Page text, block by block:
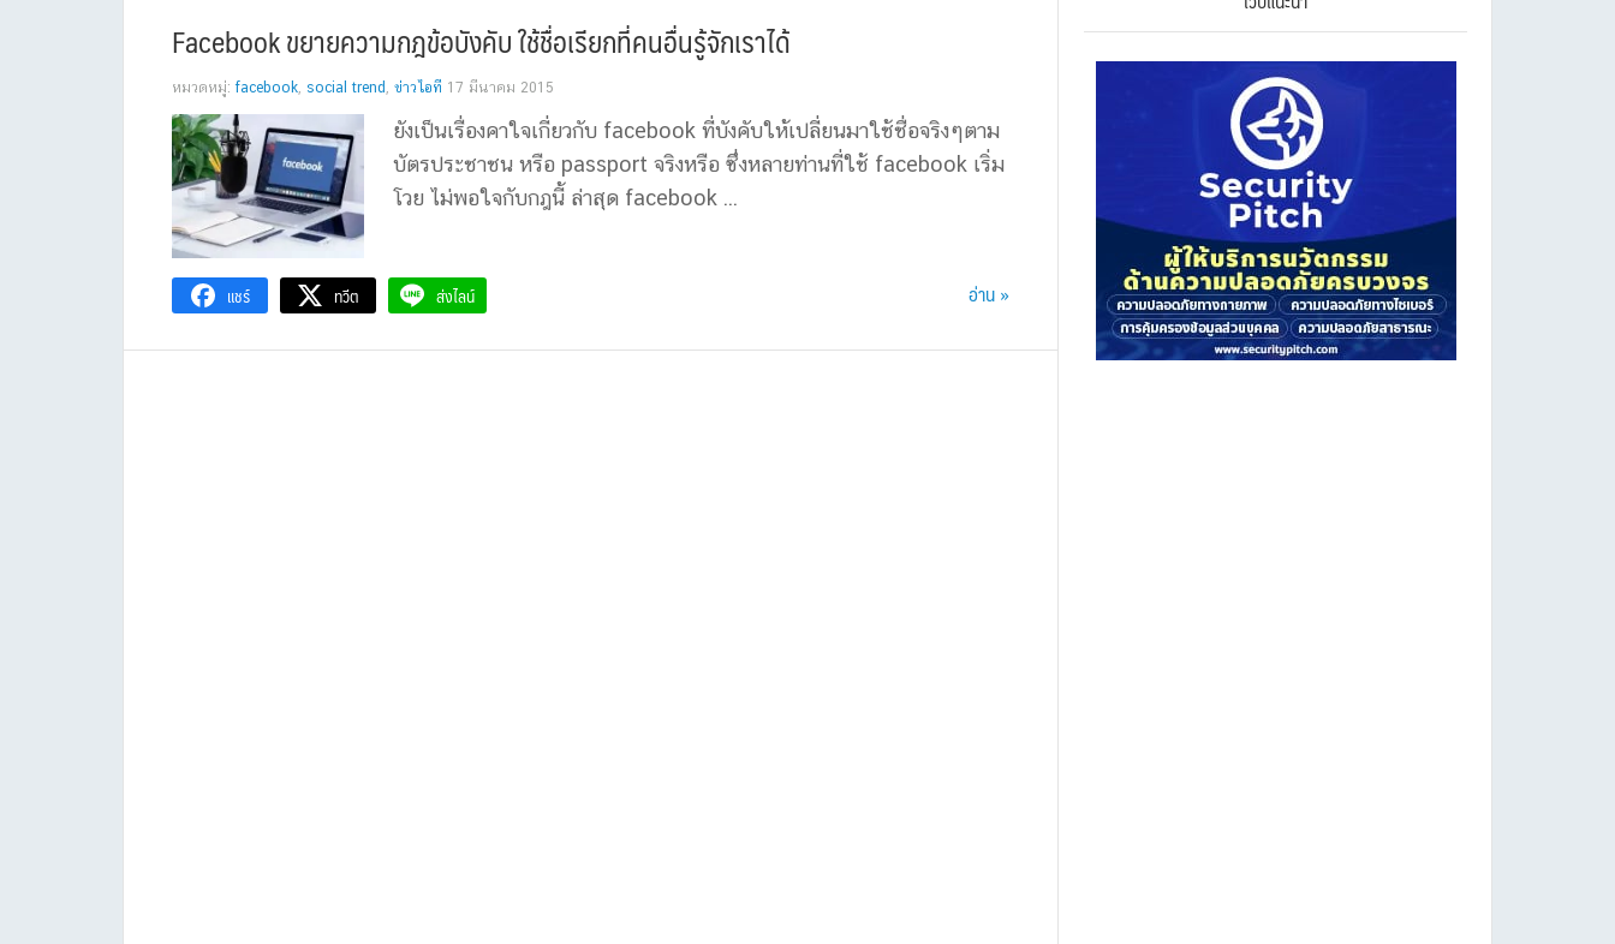
Facebook ขยายความกฎข้อบังคับ ใช้ชื่อเรียกที่คนอื่นรู้จักเราได้
หมวดหมู่:facebook, social trend , ข่าวไอที 17 มีนาคม 2015
ยังเป็นเรื่องคาใจเกี่ยวกับ facebook ที่บังคับให้เปลี่ยนมาใช้ชื่อจริงๆตาม
บัตรประชาชน หรือ passport จริงหรือ ซึ่งหลายท่านที่ใช้ facebook เริ่ม
โวย ไม่พอใจกับกฎนี้ ล่าสุด facebook ...
แชร์ ทวีต ส่งไลน์ อ่าน »